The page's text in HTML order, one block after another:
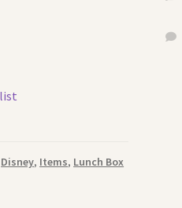
Disney, Items, Lunch Box